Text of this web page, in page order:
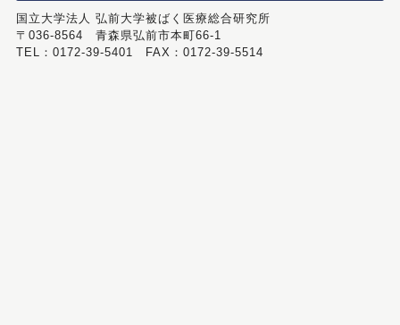
国立大学法人 弘前大学被ばく医療総合研究所
〒036-8564 青森県弘前市本町66-1
TEL：0172-39-5401 FAX：0172-39-5514